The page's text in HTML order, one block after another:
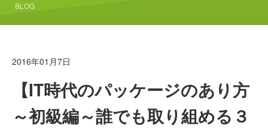
BLOG
2016年01月7日
【IT時代のパッケージのあり方
～初級編～誰でも取り組める３